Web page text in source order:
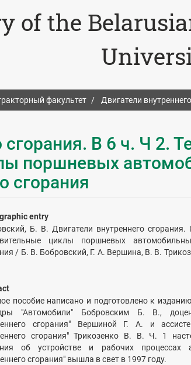
of the
факультет Двигатели
В 6 ч. Ч 2.
поршневых
сгорания
entry
Б. В. Двигатели внутреннего
циклы поршневых
/ Б. В. Бобровский, Г. А. Вершина, В. В.
пособие написано и подготовлено к
"Автомобили" Бобровским Б. В.,
сгорания" Вершиной Г. А. и
сгорания" Трикозенко В. В. Ч. 1
об устройстве и рабочих процессах
сгорания" вышла в свет в 1997 году.